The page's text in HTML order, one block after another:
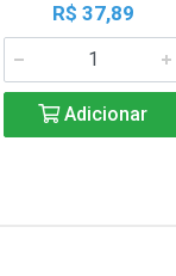
R$ 37,89
Adicionar